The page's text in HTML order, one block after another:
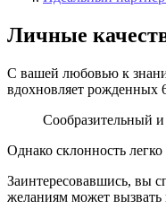
Личные
С вашей любовью к
вдохновляет рожденных
Сообразительный
Однако склонность
Заинтересовавшись, вы
желаниям может